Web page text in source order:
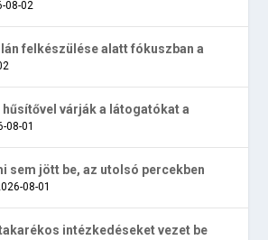
08-02
felkészülése alatt fókuszban a
várják a látogatókat a
08-01
sem jött be, az utolsó percekben
08-01
intézkedéseket vezet be